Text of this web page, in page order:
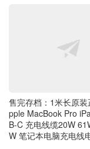
pple MacBook Pro
B-C 充电线缆20W
W 笔记本电脑充电线